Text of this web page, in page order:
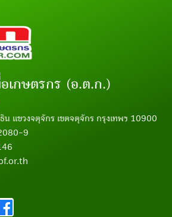
เกษตรกร (อ.ต.ก.)
แขวงจตุจักร เขตจตุจักร กรุงเทพฯ 10900
9